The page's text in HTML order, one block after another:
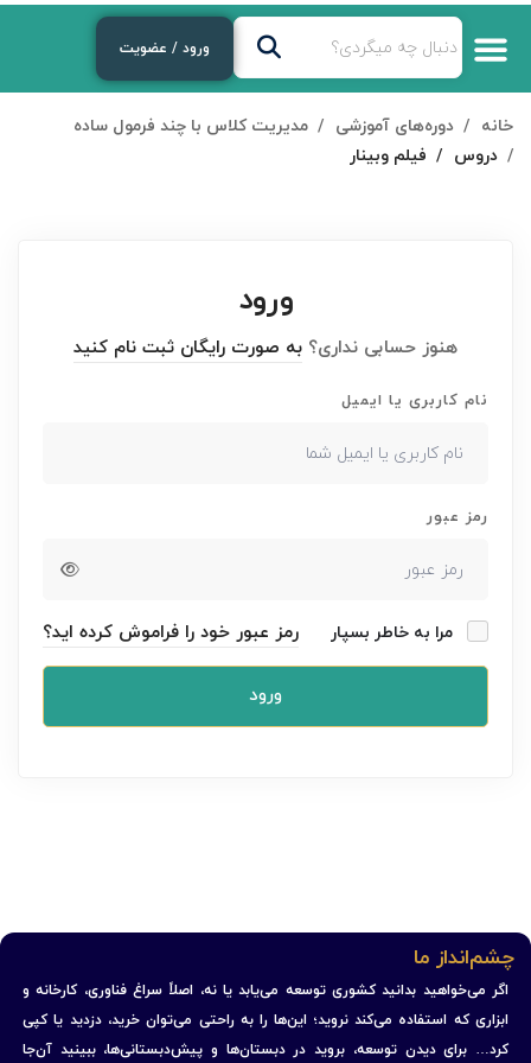
ورود / عضویت
خانه دوره‌های آموزشی
مدیریت کلاس با چند فرمول ساده
دروس
فیلم وبینار
ورود
هنوز حسابی نداری؟ به صورت رایگان ثبت نام کنید
نام کاربری یا ایمیل
رمز عبور
مرا به خاطر بسپار رمز عبور خود را فراموش کرده اید؟
ورود
چشم‌انداز ما
اگر می‌خواهید بدانید کشوری توسعه می‌یابد یا نه، اصلاً سراغ فناوری، کارخانه و
ابزاری که استفاده می‌کند نروید؛ این‌ها را به راحتی می‌توان خرید، دزدید یا کپی
کرد… برای دیدن توسعه، بروید در دبستان‌ها و پیش‌دبستانی‌ها، ببینید آن‌جا